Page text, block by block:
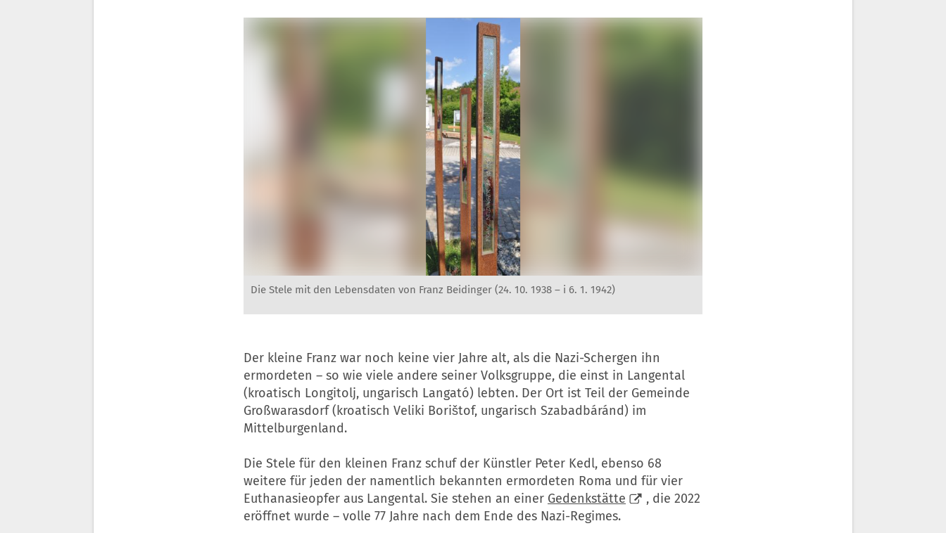
Die Stele mit den Lebensdaten von Franz Beidinger (24. 10. 1938 – i 6. 1. 1942)
Der kleine Franz war noch keine vier Jahre alt, als die Nazi-Schergen ihn
ermordeten – so wie viele andere seiner Volksgruppe, die einst in Langental
(kroatisch Longitolj, ungarisch Langató) lebten. Der Ort ist Teil der Gemeinde
Großwarasdorf (kroatisch Veliki Borištof, ungarisch Szabadbáránd) im
Mittelburgenland.
Die Stele für den kleinen Franz schuf der Künstler Peter Kedl, ebenso 68
weitere für jeden der namentlich bekannten ermordeten Roma und für vier
Euthanasieopfer aus Langental. Sie stehen an einer Gedenkstätte
, die 2022
eröffnet wurde – volle 77 Jahre nach dem Ende des Nazi-Regimes.